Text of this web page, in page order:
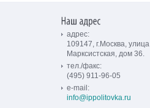
адрес:
109147, г.Москва, улица
Марксистская, дом 36.
тел./факс:
(495) 911-96-05
e-mail:
info@ippolitovka.ru